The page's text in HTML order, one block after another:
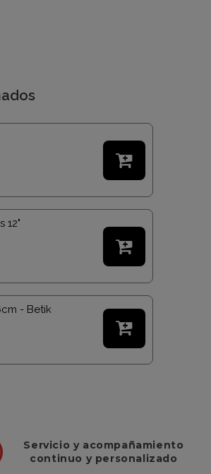

12"

- Betik

Servicio y acompañamiento
continuo y personalizado